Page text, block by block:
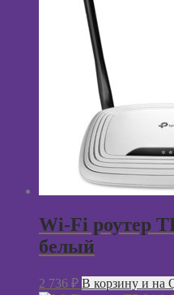
Wi-Fi роутер
белый
2 736 ₽ В корзину и на